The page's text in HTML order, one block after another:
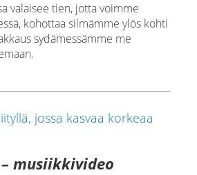
valaisee tien, jotta voimme
kohottaa silmämme ylös kohti
sydämessämme me
musiikkivideo